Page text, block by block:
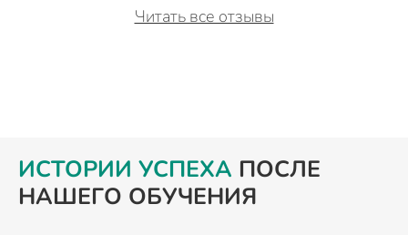
Читать все отзывы
ИСТОРИИ УСПЕХА ПОСЛЕ
НАШЕГО ОБУЧЕНИЯ